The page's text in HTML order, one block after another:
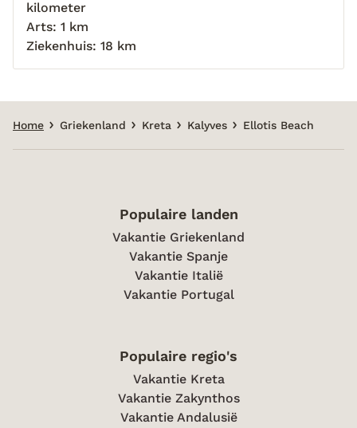
kilometer
Arts: 1 km
Ziekenhuis: 18 km
Home Griekenland Kreta Kalyves Ellotis Beach
Populaire landen
Vakantie Griekenland
Vakantie Spanje
Vakantie Italië
Vakantie Portugal
Populaire regio's
Vakantie Kreta
Vakantie Zakynthos
Vakantie Andalusië